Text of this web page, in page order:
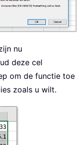
nu
deze cel
om de functie toe
zoals u wilt.